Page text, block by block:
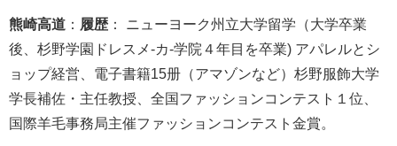
熊崎高道 ： 履歴 ： ニューヨーク州立大学留学（大学卒業
後、杉野学園ドレスメ-カ-学院４年目を卒業) アパレルとシ
ョップ経営、電子書籍15册（アマゾンなど）杉野服飾大学
学長補佐・主任教授、全国ファッションコンテスト１位、
国際羊毛事務局主催ファッションコンテスト金賞。